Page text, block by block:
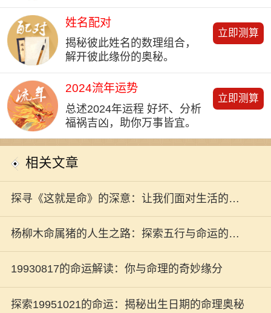
姓名配对
揭秘彼此姓名的数理组合，
解开彼此缘份的奥秘。
立即测算
2024流年运势
总述2024年运程 好坏、分析
福祸吉凶，助你万事皆宜。
立即测算
相关文章
探寻《这就是命》的深意：让我们面对生活的挑
战与机遇
杨柳木命属猪的人生之路：探索五行与命运的奇
妙联系
19930817的命运解读：你与命理的奇妙缘分
探索19951021的命运：揭秘出生日期的命理奥秘